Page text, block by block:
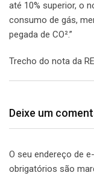
até 10% superior, o
consumo de gás,
pegada de CO².”
Trecho do nota da
Deixe um
O seu endereço de
obrigatórios são